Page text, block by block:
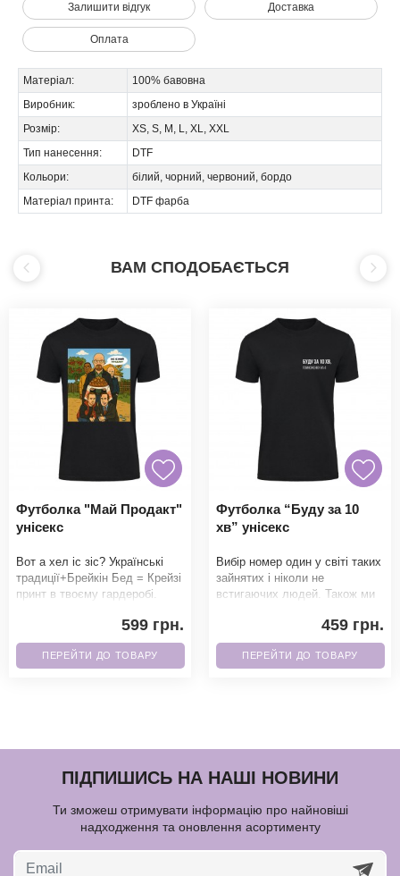
Залишити відгук Доставка
Оплата
Матеріал:
100% бавовна
Виробник:
зроблено в Україні
Розмір:
XS, S, M, L, XL, XXL
Тип нанесення:
DTF
Кольори:
білий, чорний, червоний, бордо
Матеріал принта:
DTF фарба
ВАМ СПОДОБАЄТЬСЯ
Футболка "Май Продакт"
унісекс
Вот а хел іс зіс? Українські
традиції+Брейкін Бед = Крейзі
принт в твоєму гардеробі.
599 грн.
ПЕРЕЙТИ ДО ТОВАРУ
Футболка “Буду за 10
хв” унісекс
Вибір номер один у світі таких
зайнятих і ніколи не
встигаючих людей. Також ми
459 грн.
ПЕРЕЙТИ ДО ТОВАРУ
ПІДПИШИСЬ НА НАШІ НОВИНИ
Ти зможеш отримувати інформацію про найновіші
надходження та оновлення асортименту
Ми зателефонуємо вам на номер: